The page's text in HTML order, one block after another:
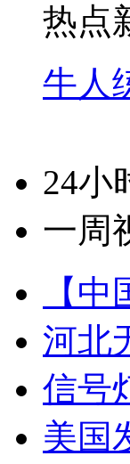
热点
牛人
24小
一周
【
河北
信号
美国